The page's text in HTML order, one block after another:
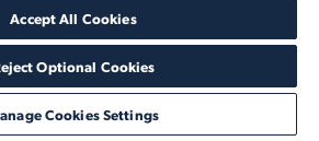
Accept All Cookies
Optional Cookies
Cookies Settings